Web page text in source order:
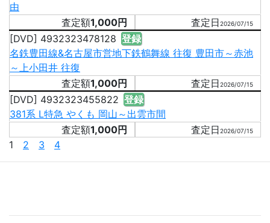
由
1,000円
2026/07/15
[DVD] 4932323478128 登録
名鉄豊田線&名古屋市営地下鉄鶴舞線 往復 豊田市～赤池
～上小田井 往復
1,000円
2026/07/15
[DVD] 4932323455822 登録
381系 L特急 やくも 岡山～出雲市間
1,000円
2026/07/15
1 2 3 4